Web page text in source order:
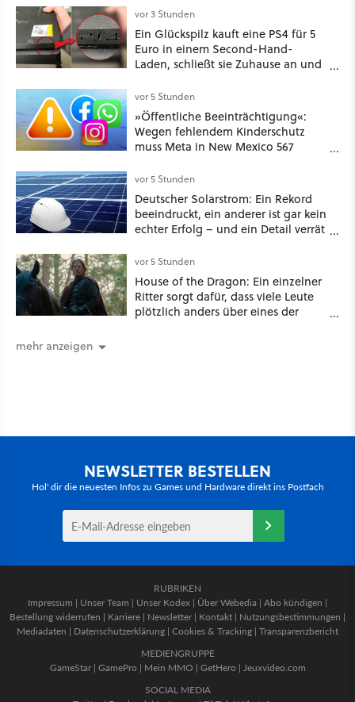
vor 3 Stunden
Ein Glückspilz kauft eine PS4 für 5
Euro in einem Second-Hand-
Laden, schließt sie Zuhause an und
funktionierende PlayStation [Best of
GameStar]
vor 5 Stunden
»Öffentliche Beeinträchtigung«:
Wegen fehlendem Kinderschutz
muss Meta in New Mexico 567
vor 5 Stunden
Deutscher Solarstrom: Ein Rekord
beeindruckt, ein anderer ist gar kein
echter Erfolg – und ein Detail verrät
jede Zahl
vor 5 Stunden
House of the Dragon: Ein einzelner
Ritter sorgt dafür, dass viele Leute
plötzlich anders über eines der
mehr anzeigen
NEWSLETTER BESTELLEN
Hol' dir die neuesten Infos zu Games und Hardware direkt ins Postfach
RUBRIKEN
Impressum | Unser Team | Unser Kodex | Über Webedia | Abo kündigen |
Bestellung widerrufen | Karriere | Newsletter | Kontakt | Nutzungsbestimmungen |
Mediadaten | Datenschutzerklärung | Cookies & Tracking | Transparenzbericht
MEDIENGRUPPE
GameStar| GamePro | Mein MMO | GetHero | Jeuxvideo.com
SOCIAL MEDIA